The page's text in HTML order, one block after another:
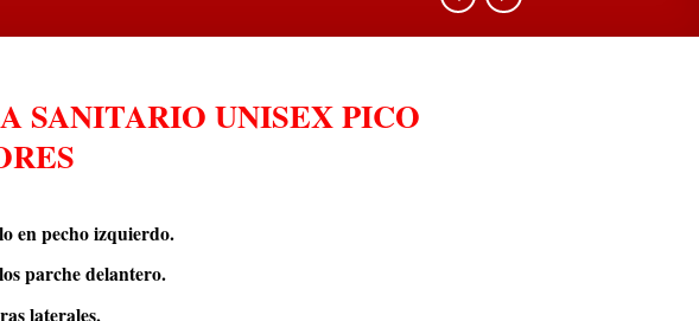
SANITARIO UNISEX PICO
en pecho izquierdo.
parche delantero.
laterales.